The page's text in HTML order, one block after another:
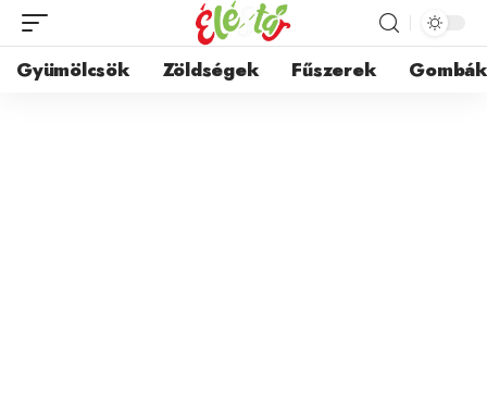
Gyümölcsök Zöldségek Fűszerek Gombák